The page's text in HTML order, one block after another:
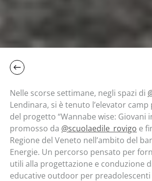
Nelle scorse settimane, negli spazi di
Lendinara, si è tenuto l’elevator
del progetto “Wannabe wise: Giovani
promosso da @scuolaedile_rovigo e
Regione del Veneto nell’ambito del
Energie. Un percorso pensato per
utili alla progettazione e conduzione
educative outdoor per preadolescenti